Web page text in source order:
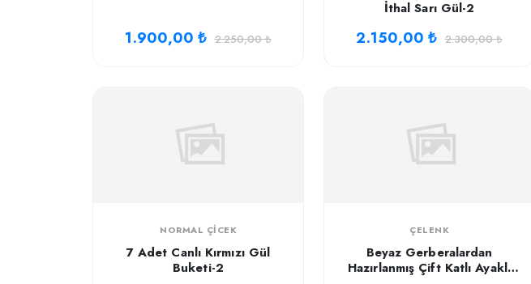
1.900,00 ₺ 2.250,00 ₺
İthal Sarı Gül-2
2.150,00 ₺ 2.300,00 ₺
NORMAL ÇICEK
7 Adet Canlı Kırmızı Gül
Buketi-2
ÇELENK
Beyaz Gerberalardan
Hazırlanmış Çift Katlı Ayaklı